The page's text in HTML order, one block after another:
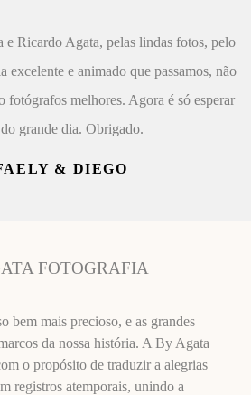
e Ricardo Agata, pelas lindas fotos, pelo
excelente e animado que passamos, não
fotógrafos melhores. Agora é só esperar
grande dia. Obrigado.
& DIEGO
FOTOGRAFIA
bem mais precioso, e as grandes
da nossa história. A By Agata
o propósito de traduzir a alegrias
registros atemporais, unindo a